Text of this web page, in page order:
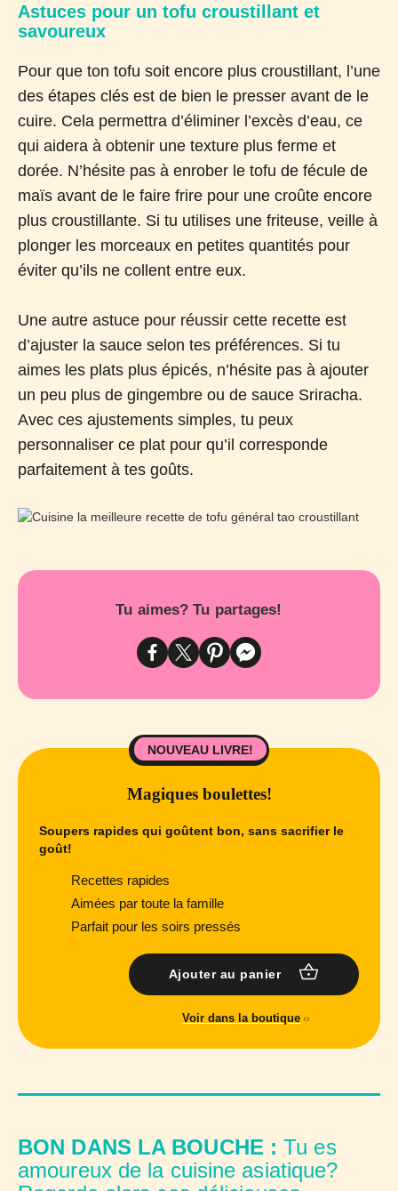
Astuces pour un tofu croustillant et
savoureux
Pour que ton tofu soit encore plus croustillant, l’une
des étapes clés est de bien le presser avant de le
cuire. Cela permettra d’éliminer l’excès d’eau, ce
qui aidera à obtenir une texture plus ferme et
dorée. N’hésite pas à enrober le tofu de fécule de
maïs avant de le faire frire pour une croûte encore
plus croustillante. Si tu utilises une friteuse, veille à
plonger les morceaux en petites quantités pour
éviter qu’ils ne collent entre eux.
Une autre astuce pour réussir cette recette est
d’ajuster la sauce selon tes préférences. Si tu
aimes les plats plus épicés, n’hésite pas à ajouter
un peu plus de gingembre ou de sauce Sriracha.
Avec ces ajustements simples, tu peux
personnaliser ce plat pour qu’il corresponde
parfaitement à tes goûts.
Tu aimes? Tu partages!
NOUVEAU LIVRE!
Magiques boulettes!
Soupers rapides qui goûtent bon, sans sacrifier le
goût!
Recettes rapides
Aimées par toute la famille
Parfait pour les soirs pressés
Ajouter au panier
Voir dans la boutique
BON DANS LA BOUCHE :Tu es
amoureux de la cuisine asiatique?